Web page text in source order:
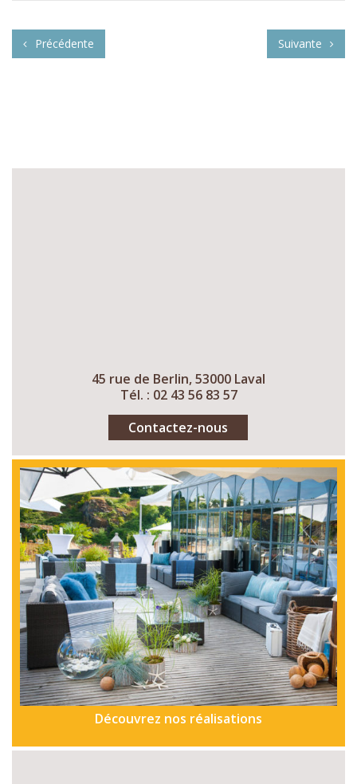
Précédente Suivante
45 rue de Berlin, 53000 Laval
Tél. : 02 43 56 83 57
Contactez-nous
Découvrez nos réalisations